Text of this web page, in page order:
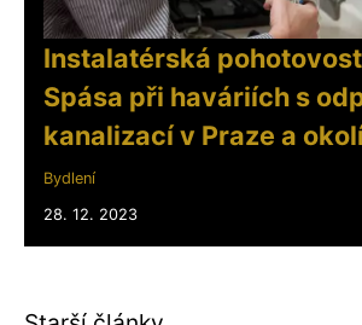
Instalatérská
Spása při haváriích s
kanalizací v Praze a
Bydlení
28. 12. 2023